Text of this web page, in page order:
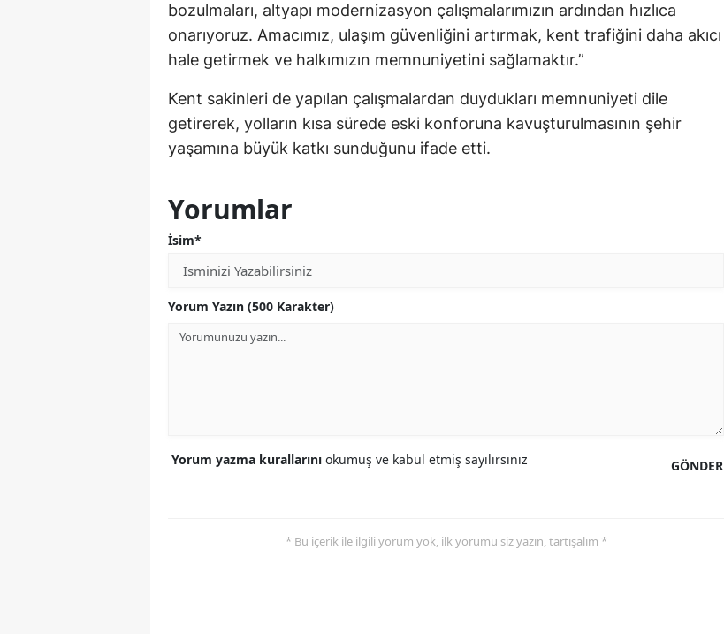
bozulmaları, altyapı modernizasyon çalışmalarımızın ardından hızlıca
onarıyoruz. Amacımız, ulaşım güvenliğini artırmak, kent trafiğini daha akıcı
hale getirmek ve halkımızın memnuniyetini sağlamaktır.”
Kent sakinleri de yapılan çalışmalardan duydukları memnuniyeti dile
getirerek, yolların kısa sürede eski konforuna kavuşturulmasının şehir
yaşamına büyük katkı sunduğunu ifade etti.
Yorumlar
İsim*
Yorum Yazın (500 Karakter)
GÖNDER
Yorum yazma kurallarını okumuş ve kabul etmiş sayılırsınız
* Bu içerik ile ilgili yorum yok, ilk yorumu siz yazın, tartışalım *